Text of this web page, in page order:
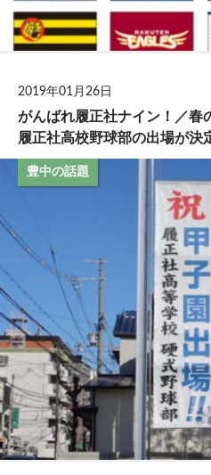
2019年01月26日
がんばれ履正社ナイン！／春
履正社高校野球部の出場が決
豊中の話題